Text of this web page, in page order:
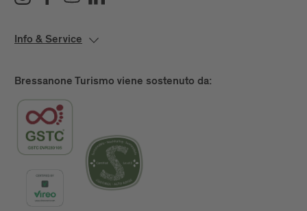
Info & Service
Bressanone Turismo viene sostenuto da: